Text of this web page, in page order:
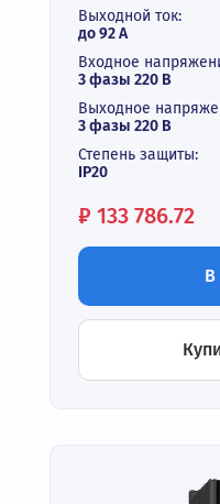
Выходной ток:
до 92 А
Входное
3 фазы 220 В
Выходное
3 фазы 220 В
Степень защиты:
IP20
Цена:
₽ 133 786.72
В